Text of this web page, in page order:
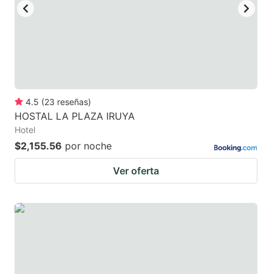
4.5 (23 reseñas)
HOSTAL LA PLAZA IRUYA
Hotel
$2,155.56 por noche
Ver oferta